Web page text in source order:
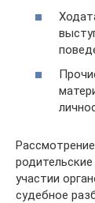
участии
судебное